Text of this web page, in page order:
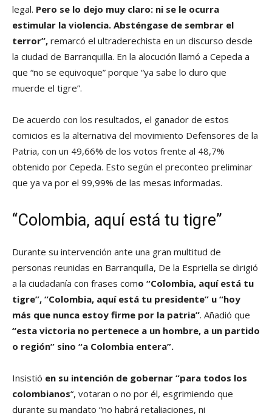
legal. Pero se lo dejo muy claro: ni se le ocurra
estimular la violencia. Absténgase de sembrar el
terror”, remarcó el ultraderechista en un discurso desde
la ciudad de Barranquilla. En la alocución llamó a Cepeda a
que “no se equivoque” porque “ya sabe lo duro que
muerde el tigre”.
De acuerdo con los resultados, el ganador de estos
comicios es la alternativa del movimiento Defensores de la
Patria, con un 49,66% de los votos frente al 48,7%
obtenido por Cepeda. Esto según el preconteo preliminar
que ya va por el 99,99% de las mesas informadas.
“Colombia, aquí está tu tigre”
Durante su intervención ante una gran multitud de
personas reunidas en Barranquilla, De la Espriella se dirigió
a la ciudadanía con frases como “Colombia, aquí está tu
tigre”, “Colombia, aquí está tu presidente” u “hoy
más que nunca estoy firme por la patria”. Añadió que
“esta victoria no pertenece a un hombre, a un partido
o región” sino “a Colombia entera”.
Insistió en su intención de gobernar “para todos los
colombianos“, votaran o no por él, esgrimiendo que
durante su mandato “no habrá retaliaciones, ni